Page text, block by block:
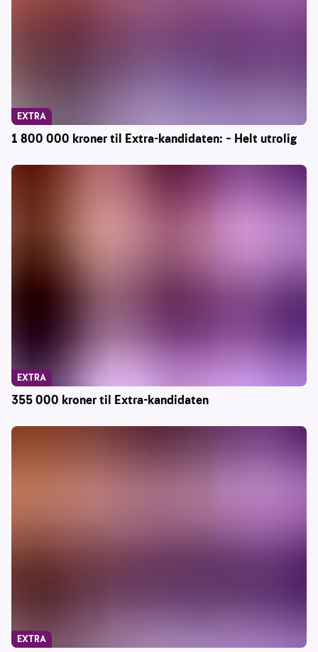
1 800 000 kroner til Extra-kandidaten: – Helt utrolig
EXTRA
355 000 kroner til Extra-kandidaten
EXTRA
EXTRA